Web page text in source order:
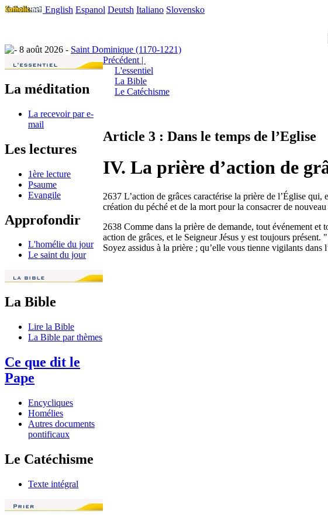
English Espanol Deutsh Italiano Slovensko
8 août 2026 - Saint Dominique (1170-1221)
La méditation
La recevoir par e-
mail
Les lectures
1ère lecture
Psaume
Evangile
Approfondir
L'homélie du jour
Le saint du jour
La Bible
Lire la Bible
La Bible par thèmes
Ce que dit le
Pape
Encycliques
Homélies
Autres documents
pontificaux
Le Catéchisme
Texte intégral
Précédent |
L'essentiel
La Bible
Le Catéchisme
Article 3 : Dans le temps de l’Eglise
IV. La prière d’action de
2637 L’action de grâces caractérise la prière de l’Église
création du péché et de la mort pour la consacrer de
2638 Comme dans la prière de demande, tout événement
action de grâces, et le Seigneur Jésus y est toujours
Soyez assidus à la prière ; qu’elle vous tienne vigilants dans